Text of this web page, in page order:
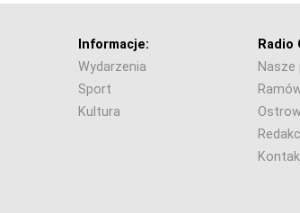
Informacje:
Wydarzenia
Sport
Kultura
Radio
Nasze